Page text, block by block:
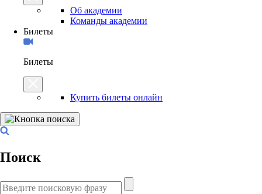
Об академии
Команды академии
Билеты
Билеты
Купить билеты онлайн
Поиск